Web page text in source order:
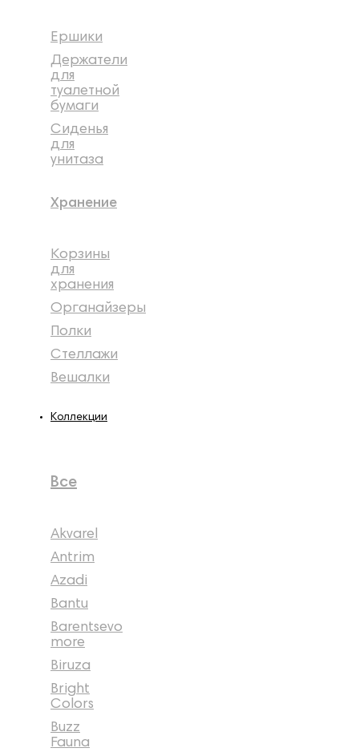
Ершики
Держатели
для
туалетной
бумаги
Сиденья
для
унитаза
Хранение
Корзины
для
хранения
Органайзеры
Полки
Стеллажи
Вешалки
Коллекции
Все
Akvarel
Antrim
Azadi
Bantu
Barentsevo
more
Biruza
Bright
Colors
Buzz
Fauna